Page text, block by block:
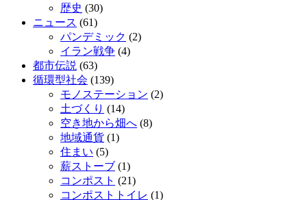
歴史 (30)
ニュース (61)
パンデミック (2)
イラン戦争 (4)
都市伝説 (63)
循環型社会 (139)
モノステーション (2)
土づくり (14)
空き地から畑へ (8)
地域通貨 (1)
住まい (5)
薪ストーブ (1)
コンポスト (21)
コンポストトイレ (1)